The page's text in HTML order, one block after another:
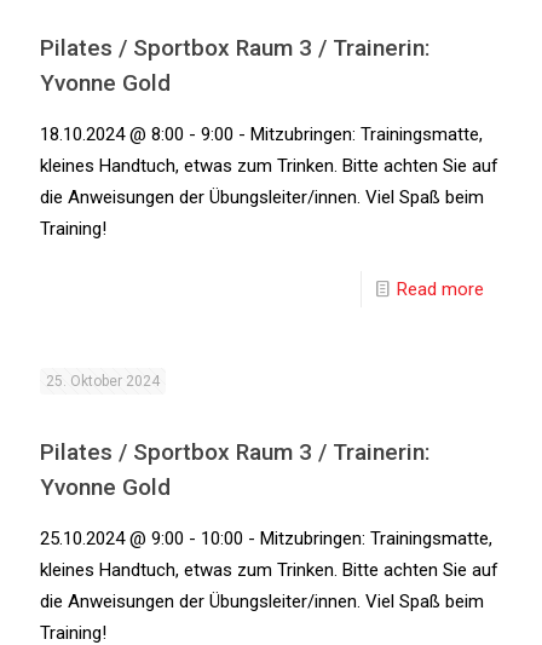
Pilates / Sportbox Raum 3 / Trainerin:
Yvonne Gold
18.10.2024 @ 8:00 - 9:00 - Mitzubringen: Trainingsmatte,
kleines Handtuch, etwas zum Trinken. Bitte achten Sie auf
die Anweisungen der Übungsleiter/innen. Viel Spaß beim
Training!
Read more
25. Oktober 2024
Pilates / Sportbox Raum 3 / Trainerin:
Yvonne Gold
25.10.2024 @ 9:00 - 10:00 - Mitzubringen: Trainingsmatte,
kleines Handtuch, etwas zum Trinken. Bitte achten Sie auf
die Anweisungen der Übungsleiter/innen. Viel Spaß beim
Training!